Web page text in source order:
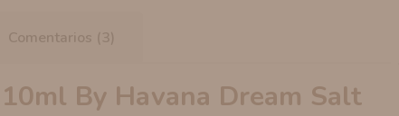
Comentarios (3)
By Havana Dream Salt